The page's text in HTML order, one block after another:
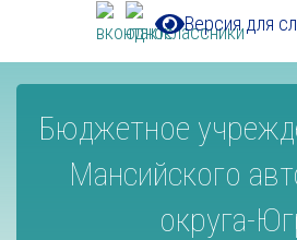
Версия для
Бюджетное
Мансийского
округа-